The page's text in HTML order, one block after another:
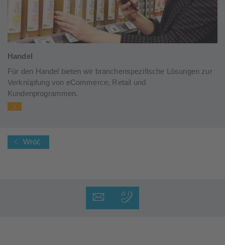
Handel
Für den Handel bieten wir branchenspezifische Lösungen zur
Verknüpfung von eCommerce, Retail und
Kundenprogrammen.
Wróć